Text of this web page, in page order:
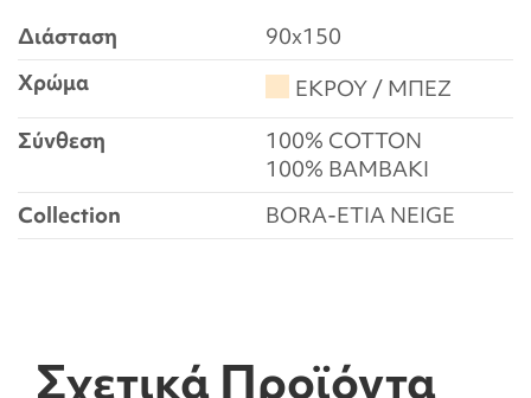
Διάσταση
90x150
Χρώμα
ΕΚΡΟΥ / ΜΠΕΖ
Σύνθεση
100% COTTON
100% ΒΑΜΒΑΚΙ
Collection
BORA-ETIA NEIGE
Σχετικά Προϊόντα